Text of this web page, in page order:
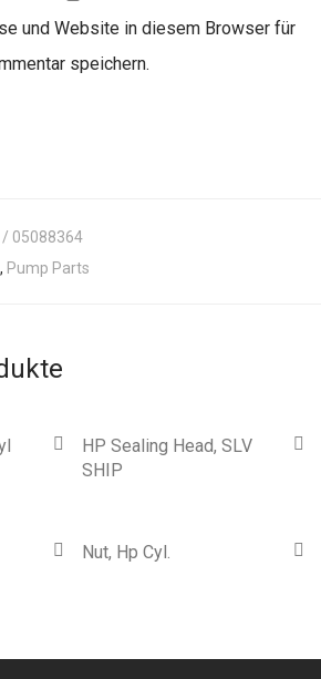
und Website in diesem Browser für
speichern.
/ 05088364
, Pump Parts
HP Sealing Head, SLV
SHIP
Nut, Hp Cyl.